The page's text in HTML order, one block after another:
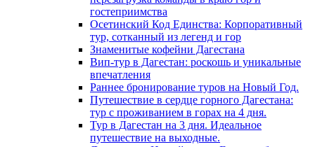
гостеприимства
Осетинский Код Единства: Корпоративный
тур, сотканный из легенд и гор
Знаменитые кофейни Дагестана
Вип-тур в Дагестан: роскошь и уникальные
впечатления
Раннее бронирование туров на Новый Год.
Путешествие в сердце горного Дагестана:
тур с проживанием в горах на 4 дня.
Тур в Дагестан на 3 дня. Идеальное
путешествие на выходные.